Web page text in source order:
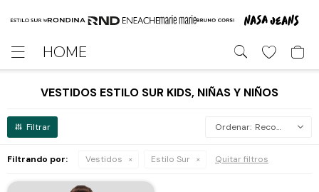
HOME

VESTIDOS ESTILO SUR KIDS, NIÑAS Y NIÑOS
Recomendados
Filtrando por: Vestidos Estilo Sur Quitar filtros